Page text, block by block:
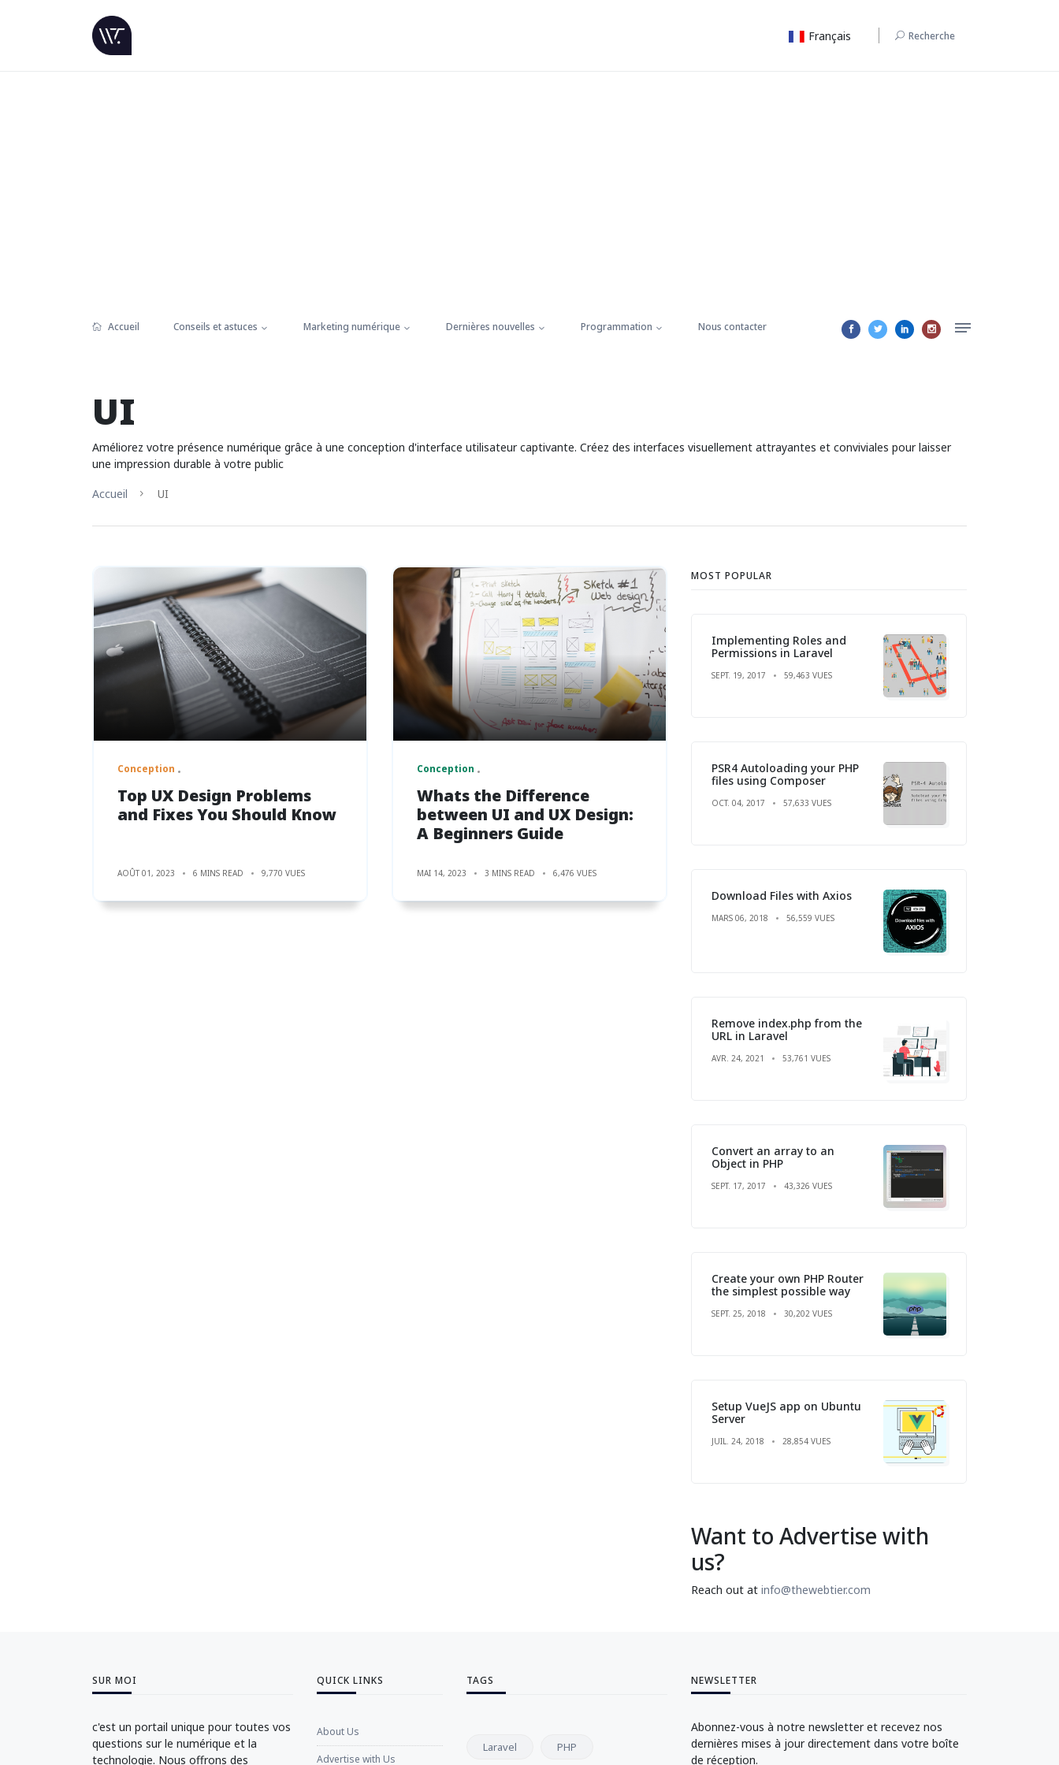
Français Recherche
Accueil Conseils et astuces Marketing numérique Dernières nouvelles Programmation Nous contacter
UI
Améliorez votre présence numérique grâce à une conception d'interface utilisateur captivante. Créez des interfaces visuellement attrayantes et conviviales pour laisser
une impression durable à votre public
Accueil
UI
Conception
Top UX Design Problems
and Fixes You Should Know
AOÛT 01, 2023 6 MINS READ 9,770 VUES
Conception
Whats the Difference
between UI and UX Design:
A Beginners Guide
MAI 14, 2023 3 MINS READ 6,476 VUES
MOST POPULAR
Implementing Roles and
Permissions in Laravel
SEPT. 19, 2017 59,463 VUES
PSR4 Autoloading your PHP
files using Composer
OCT. 04, 2017 57,633 VUES
Download Files with Axios
MARS 06, 2018 56,559 VUES
Remove index.php from the
URL in Laravel
AVR. 24, 2021 53,761 VUES
Convert an array to an
Object in PHP
SEPT. 17, 2017 43,326 VUES
Create your own PHP Router
the simplest possible way
SEPT. 25, 2018 30,202 VUES
Setup VueJS app on Ubuntu
Server
JUIL. 24, 2018 28,854 VUES
Want to Advertise with
us?
Reach out at info@thewebtier.com
SUR MOI
c'est un portail unique pour toutes vos
questions sur le numérique et la
technologie. Nous offrons des
QUICK LINKS
About Us
Advertise with Us
TAGS
Laravel PHP
NEWSLETTER
Abonnez-vous à notre newsletter et recevez nos
dernières mises à jour directement dans votre boîte
de réception.